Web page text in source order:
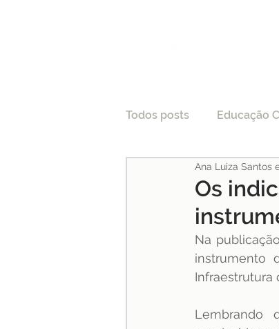
Todos posts Educação
Tecnologia
Processo Seletivo
Pesquisas
Os
Ana Luiza Santos
Na
instrumento
Infraestrutura
Lembrando